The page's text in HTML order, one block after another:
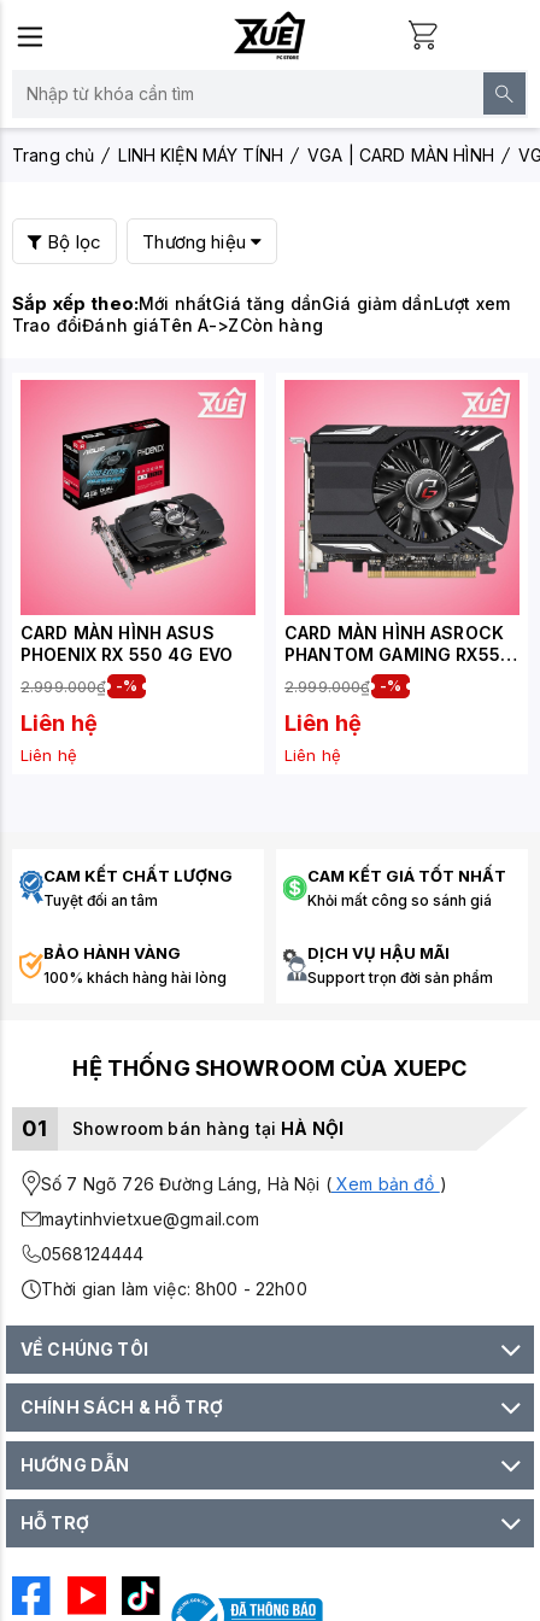
Trang chủ LINH KIỆN MÁY TÍNH VGA | CARD MÀN HÌNH
Bộ lọc Thương hiệu
Sắp xếp theo:Mới nhấtGiá tăng dầnGiá giảm dầnLượt xem
Trao đổiĐánh giáTên A->ZCòn hàng
CARD MÀN HÌNH ASUS
PHOENIX RX 550 4G EVO
2.999.000₫ -%
Liên hệ
Liên hệ
CARD MÀN HÌNH ASROCK
PHANTOM GAMING RX550
2.999.000₫ -%
Liên hệ
Liên hệ
CAM KẾT CHẤT LƯỢNG
Tuyệt đối an tâm
CAM KẾT GIÁ TỐT NHẤT
Khỏi mất công so sánh giá
BẢO HÀNH VÀNG
100% khách hàng hài lòng
DỊCH VỤ HẬU MÃI
Support trọn đời sản phẩm
HỆ THỐNG SHOWROOM CỦA XUEPC
01 Showroom bán hàng tại HÀ NỘI
Số 7 Ngõ 726 Đường Láng, Hà Nội (Xem bản đồ )
maytinhvietxue@gmail.com
0568124444
Thời gian làm việc: 8h00 - 22h00
VỀ CHÚNG TÔI
CHÍNH SÁCH & HỖ TRỢ
HƯỚNG DẪN
HỖ TRỢ